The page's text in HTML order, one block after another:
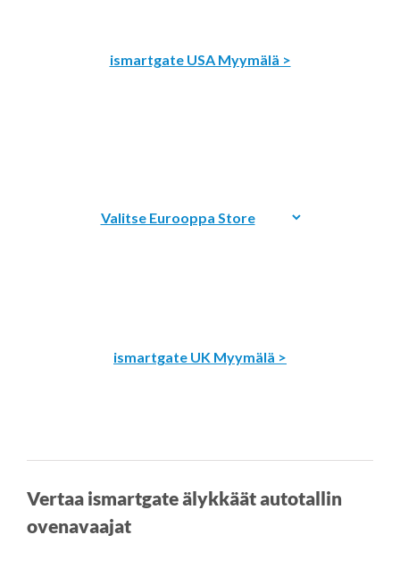
ismartgate USA Myymälä >
ismartgate UK Myymälä >
Vertaa ismartgate älykkäät autotallin
ovenavaajat